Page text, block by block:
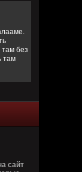
без
там
сайт